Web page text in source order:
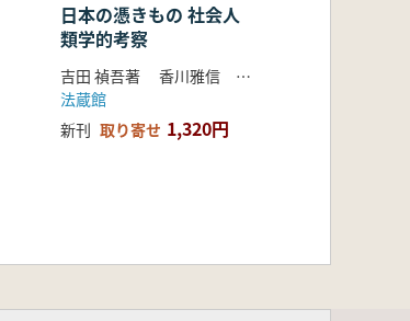
日本の憑きもの 社会人
類学的考察
吉田 禎吾著 香川雅信 解説
法蔵館
新刊 取り寄せ 1,320円